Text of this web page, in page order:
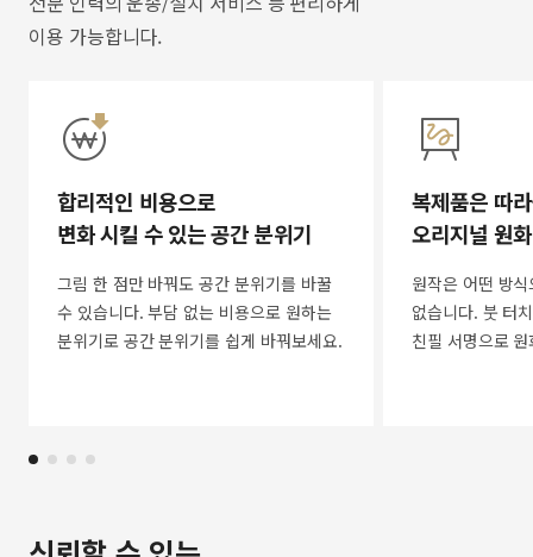
이용 가능합니다.
합리적인 비용으로
변화 시킬 수 있는 공간 분위기
그림 한 점만 바꿔도 공간 분위기를 바꿀
수 있습니다. 부담 없는 비용으로 원하는
분위기로 공간 분위기를 쉽게 바꿔보세요.
복제품은 따
오리지널 원
원작은 어떤 방
없습니다. 붓 터
친필 서명으로